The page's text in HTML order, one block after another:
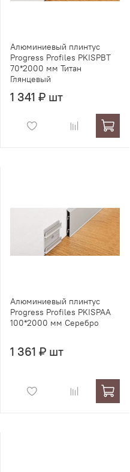
Алюминиевый плинтус
Progress Profiles PKISPBT
70*2000 мм Титан
Глянцевый
1 341 ₽ шт
Алюминиевый плинтус
Progress Profiles PKISPAA
100*2000 мм Серебро
1 361 ₽ шт